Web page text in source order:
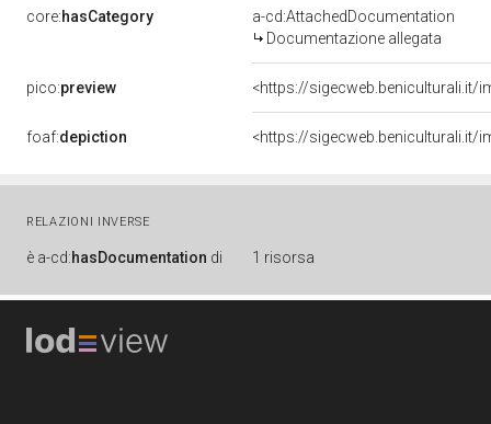
core:hasCategory
a-cd:AttachedDocumentation
Documentazione allegata
pico:preview <https://sigecweb.beniculturali.it/
foaf:depiction <https://sigecweb.beniculturali.it/
RELAZIONI INVERSE
è a-cd:hasDocumentation di 1 risorsa